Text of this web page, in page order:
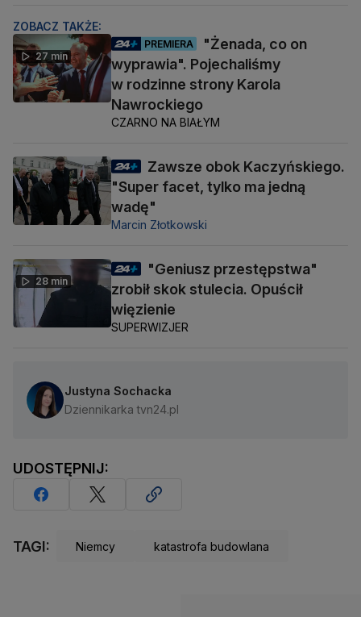
ZOBACZ TAKŻE:
27 min
PREMIERA
"Żenada, co on
wyprawia". Pojechaliśmy
w rodzinne strony Karola
Nawrockiego
CZARNO NA BIAŁYM
Zawsze obok Kaczyńskiego.
"Super facet, tylko ma jedną
wadę"
Marcin Złotkowski
28 min
"Geniusz przestępstwa"
zrobił skok stulecia. Opuścił
więzienie
SUPERWIZJER
Justyna Sochacka
Dziennikarka tvn24.pl
UDOSTĘPNIJ:
TAGI: Niemcy katastrofa budowlana